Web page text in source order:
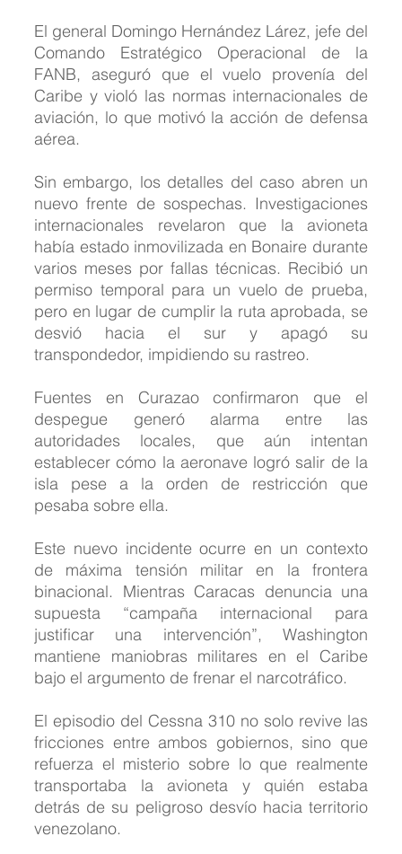
El general Domingo Hernández Lárez, jefe del
Comando Estratégico Operacional de la
FANB, aseguró que el vuelo provenía del
Caribe y violó las normas internacionales de
aviación, lo que motivó la acción de defensa
aérea.
Sin embargo, los detalles del caso abren un
nuevo frente de sospechas. Investigaciones
internacionales revelaron que la avioneta
había estado inmovilizada en Bonaire durante
varios meses por fallas técnicas. Recibió un
permiso temporal para un vuelo de prueba,
pero en lugar de cumplir la ruta aprobada, se
desvió hacia el sur y apagó su
transpondedor, impidiendo su rastreo.
Fuentes en Curazao confirmaron que el
despegue generó alarma entre las
autoridades locales, que aún intentan
establecer cómo la aeronave logró salir de la
isla pese a la orden de restricción que
pesaba sobre ella.
Este nuevo incidente ocurre en un contexto
de máxima tensión militar en la frontera
binacional. Mientras Caracas denuncia una
supuesta “campaña internacional para
justificar una intervención”, Washington
mantiene maniobras militares en el Caribe
bajo el argumento de frenar el narcotráfico.
El episodio del Cessna 310 no solo revive las
fricciones entre ambos gobiernos, sino que
refuerza el misterio sobre lo que realmente
transportaba la avioneta y quién estaba
detrás de su peligroso desvío hacia territorio
venezolano.